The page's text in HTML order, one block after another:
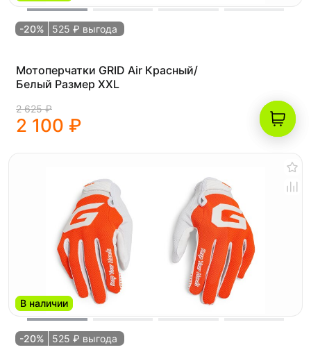
-20% 525 ₽ выгода
Мотоперчатки GRID Air Красный/
Белый Размер XXL
2 625 ₽
2 100 ₽
В наличии
-20% 525 ₽ выгода